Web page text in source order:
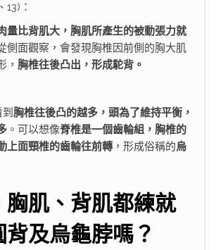
13)：
量比背肌大，胸肌所產生的被動張力就
側面觀察，會發現胸椎因前側的胸大肌
， 胸椎往後凸出，形成駝背。
胸椎往後凸的越多，頭為了維持平衡，
。可以想像脊椎是一個齒輪組，胸椎的
上面頸椎的齒輪往前轉 ，形成俗稱的烏
胸肌、背肌都練就
及烏龜脖嗎？